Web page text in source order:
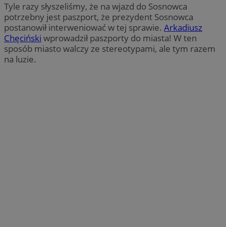
Tyle razy słyszeliśmy, że na wjazd do Sosnowca
potrzebny jest paszport, że prezydent Sosnowca
postanowił interweniować w tej sprawie. Arkadiusz
Chęciński wprowadził paszporty do miasta! W ten
sposób miasto walczy ze stereotypami, ale tym razem
na luzie.